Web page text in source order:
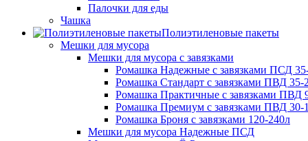
Палочки для еды
Чашка
Полиэтиленовые пакеты
Мешки для мусора
Мешки для мусора с завязками
Ромашка Надежные с завязками ПСД
Ромашка Стандарт с завязками ПВД 35-
Ромашка Практичные с завязками ПВД
Ромашка Премиум с завязками ПВД 30-
Ромашка Броня с завязками 120-240л
Мешки для мусора Надежные ПСД